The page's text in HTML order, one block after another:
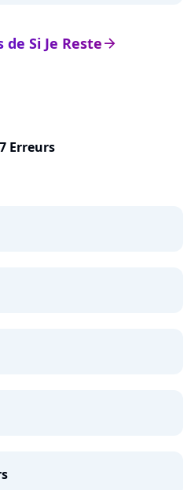
arrow_right
Si Je Reste
Erreurs